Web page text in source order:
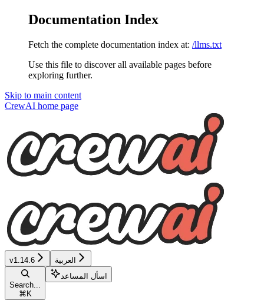
Documentation Index
Fetch the complete documentation index at: /llms.txt
Use this file to discover all available pages before
exploring further.
Skip to main content
CrewAI home page
v1.14.6 العربية
Search...
⌘ K
اسأل المساعد